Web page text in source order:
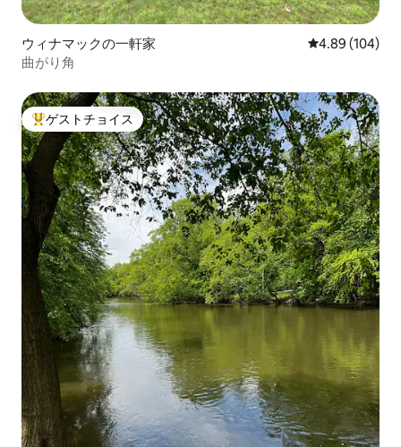
ウィナマックの一軒家 レビュー104
4.89 (104)
曲がり角
大好評のゲストチョイスです。
ゲストチョイス